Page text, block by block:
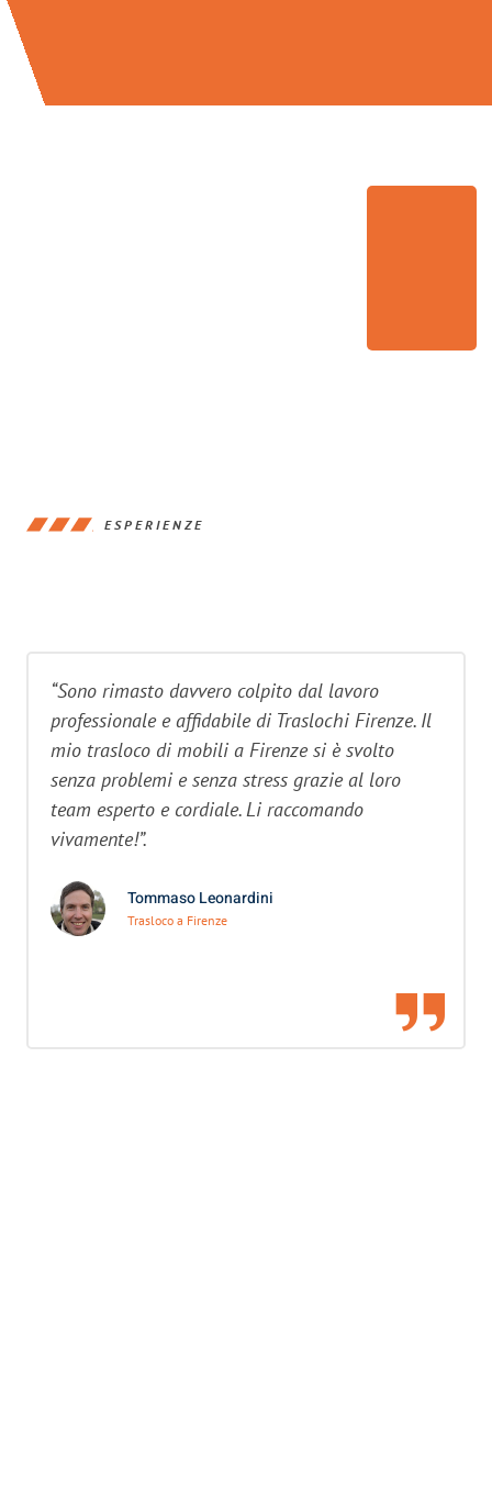
ESPERIENZE
“Sono rimasto davvero colpito dal lavoro
professionale e affidabile di Traslochi Firenze. Il
mio trasloco di mobili a Firenze si è svolto
senza problemi e senza stress grazie al loro
team esperto e cordiale. Li raccomando
vivamente!”.
Tommaso Leonardini
Trasloco a Firenze